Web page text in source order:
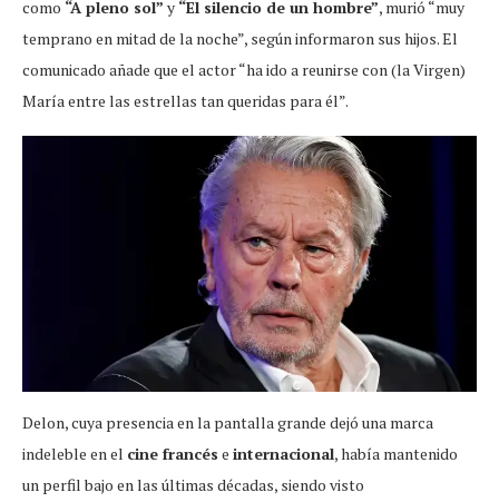
como “A pleno sol” y “El silencio de un hombre”, murió “muy
temprano en mitad de la noche”, según informaron sus hijos. El
comunicado añade que el actor “ha ido a reunirse con (la Virgen)
María entre las estrellas tan queridas para él”.
Delon, cuya presencia en la pantalla grande dejó una marca
indeleble en el cine francés e internacional, había mantenido
un perfil bajo en las últimas décadas, siendo visto